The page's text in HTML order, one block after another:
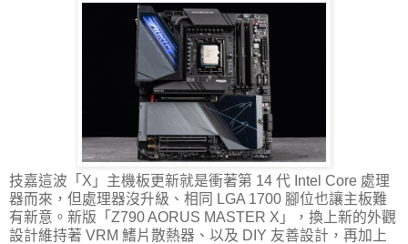
技嘉這波「X」主機板更新就是衝著第 14 代 Intel Core 處理
器而來，但處理器沒升級、相同 LGA 1700 腳位也讓主板難
有新意。新版「Z790 AORUS MASTER X」，換上新的外觀
設計維持著 VRM 鰭片散熱器、以及 DIY 友善設計，再加上